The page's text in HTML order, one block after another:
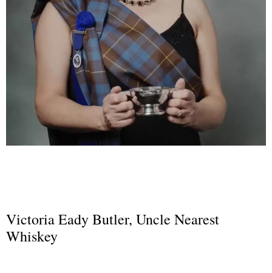
Victoria Eady Butler, Uncle Nearest
Whiskey